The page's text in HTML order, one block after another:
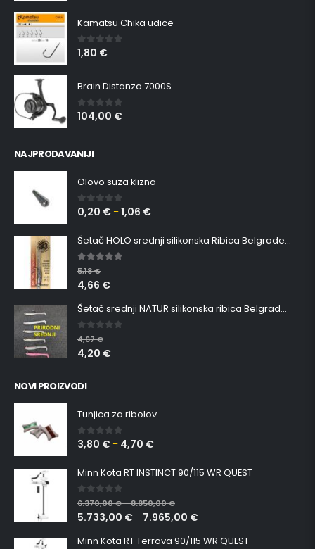
Kamatsu Chika udice
0 out of 5
1,80 €
Brain Distanza 7000S
0out of 5
104,00 €
NAJPRODAVANIJI
Olovo suza klizna
0 out of 5
0,20 € –1,06 €
Šetač HOLO srednji silikonska Ribica Belgrade Walker
5.00out of 5
5,18€
4,66 €
Šetač srednji NATUR silikonska ribica Belgrade Walker
0 out of 5
4,67€
4,20 €
NOVI PROIZVODI
Tunjica za ribolov
0 out of 5
3,80 € – 4,70 €
Minn Kota RT INSTINCT 90/115 WR QUEST
0 out of 5
6.370,00€–8.850,00€
5.733,00 € – 7.965,00 €
Minn Kota RT Terrova 90/115 WR QUEST